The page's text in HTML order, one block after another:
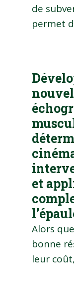
de
permet
et
Alors
bonne
leur